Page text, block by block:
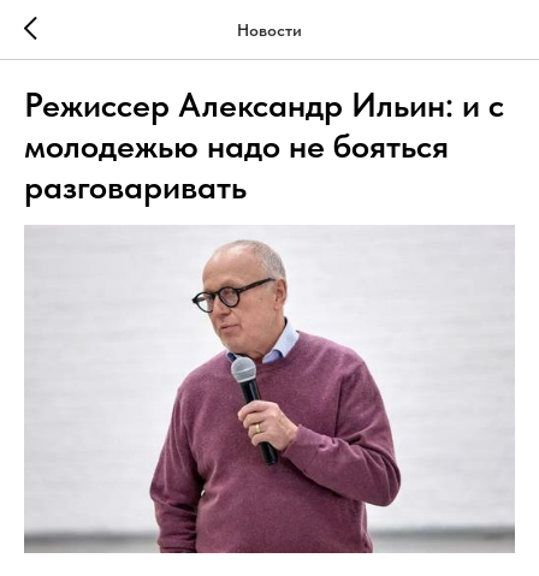
Новости
Режиссер Александр Ильин: и c
молодежью надо не бояться
разговаривать